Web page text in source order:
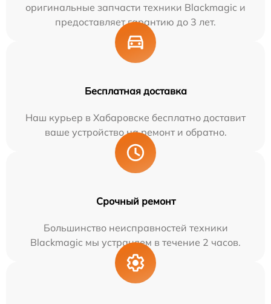
оригинальные запчасти техники Blackmagic и
предоставляет гарантию до 3 лет.
Бесплатная доставка
Наш курьер в Хабаровске бесплатно доставит
ваше устройство на ремонт и обратно.
Срочный ремонт
Большинство неисправностей техники
Blackmagic мы устраняем в течение 2 часов.